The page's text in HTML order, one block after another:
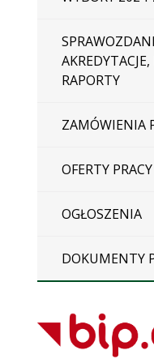
RAPORTY
ZAMÓWIENIA
OFERTY
OGŁOSZENIA
DOKUMENTY